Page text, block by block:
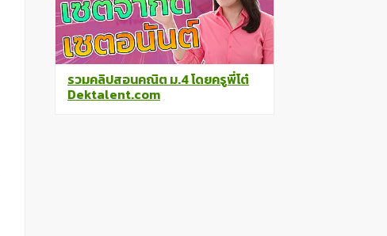
รวมคลิปสอนคณิต ม.4 โดยครูพี่โต๋
Dektalent.com